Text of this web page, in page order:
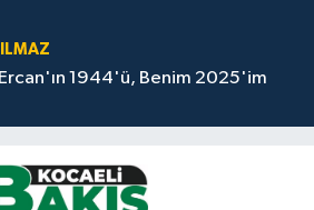
1944'ü, Benim 2025'im